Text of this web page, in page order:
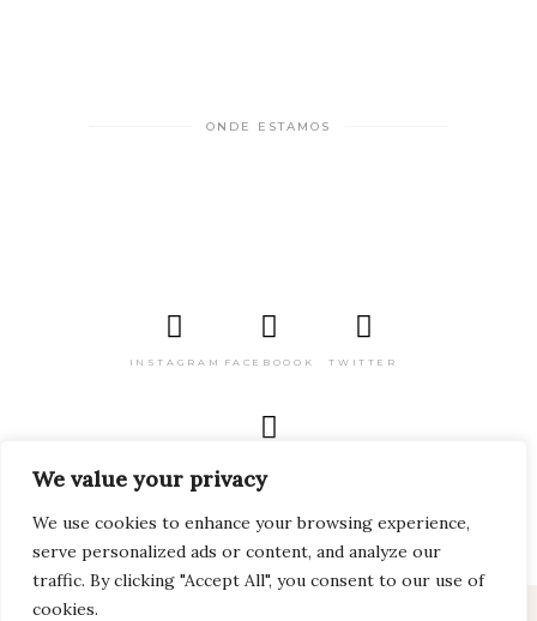
We value your privacy
We use cookies to enhance your browsing experience,
serve personalized ads or content, and analyze our
traffic. By clicking "Accept All", you consent to our use of
cookies.
ONDE ESTAMOS
INSTAGRAM FACEBOOOK TWITTER